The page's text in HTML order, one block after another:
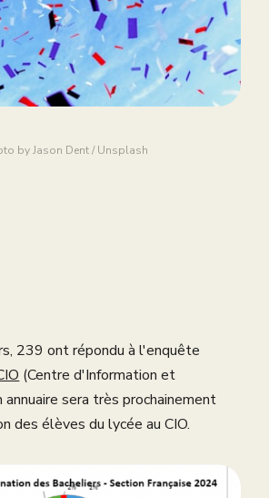
by Jason Dent / Unsplash
239 ont répondu à l'enquête
(Centre d'Information et
sera très prochainement
des élèves du lycée au CIO.